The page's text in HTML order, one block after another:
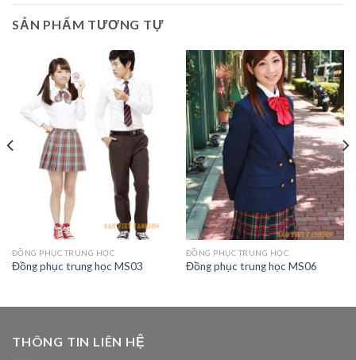
SẢN PHẨM TƯƠNG TỰ
ĐỒNG PHỤC TRUNG HỌC
Đồng phục trung học MS03
ĐỒNG PHỤC TRUNG HỌC
Đồng phục trung học MS06
THÔNG TIN LIÊN HỆ